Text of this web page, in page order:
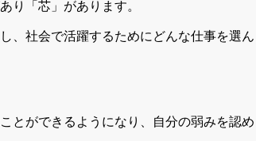
り「芯」があります。
、社会で活躍するためにどんな仕事を選ん
とができるようになり、自分の弱みを認め